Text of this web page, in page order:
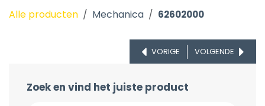
Alle producten Mechanica 62602000
VORIGE VOLGENDE
Zoek en vind het juiste product